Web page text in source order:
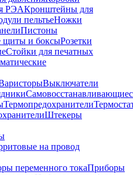
РЭАКронштейны для
пельтьеНожки
Пистоны
щиты и боксыРозетки
Стойки для печатных
Выключатели
Термопредохранители
Штекеры
на провод
переменного токаПриборы